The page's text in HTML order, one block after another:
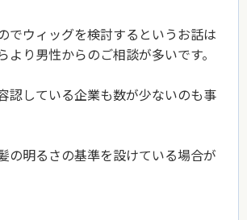
でウィッグを検討するというお話は
より男性からのご相談が多いです。
認している企業も数が少ないのも事
の明るさの基準を設けている場合が